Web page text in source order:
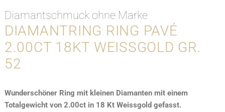
Diamantschmuck ohne Marke
DIAMANTRING RING PAVÉ
2.00CT 18KT WEISSGOLD GR.
52
Wunderschöner Ring mit kleinen Diamanten mit einem
Totalgewicht von 2.00ct in 18 Kt Weissgold gefasst.